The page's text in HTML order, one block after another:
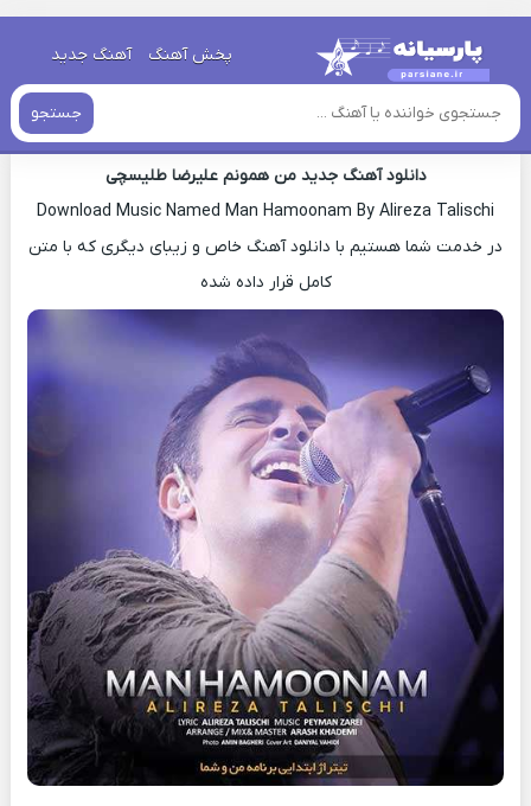
پخش آهنگ آهنگ جدید
جستجو
خانه » دانلود آهنگ جدید
اهنگ علیرضا طلیسچی من همونم جدید
دانلود آهنگ جدید من همونم علیرضا طلیسچی
Download Music Named Man Hamoonam By Alireza Talischi
در خدمت شما هستیم با دانلود آهنگ خاص و زیبای دیگری که با متن
کامل قرار داده شده